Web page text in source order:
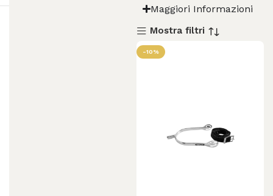
Maggiori Informazioni
Mostra filtri
-10%